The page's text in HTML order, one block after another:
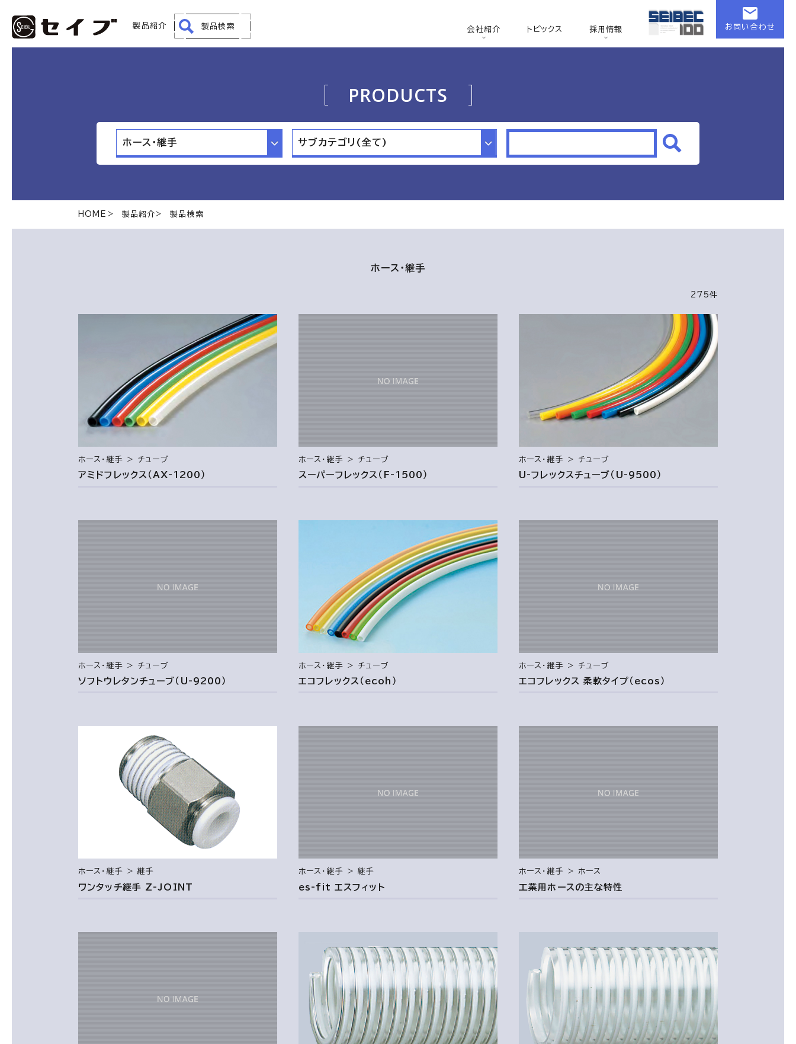
製品紹介 製品検索 会社紹介 トピックス 採用情報 お問い合わせ
PRODUCTS
HOME 製品紹介 製品検索
ホース・継手
275件
ホース・継手 ＞ チューブ
アミドフレックス（AX-1200）
ホース・継手 ＞ チューブ
スーパーフレックス（F-1500）
ホース・継手 ＞ チューブ
U-フレックスチューブ（U-9500）
ホース・継手 ＞ チューブ
ソフトウレタンチューブ（U-9200）
ホース・継手 ＞ チューブ
エコフレックス（ecoh）
ホース・継手 ＞ チューブ
エコフレックス 柔軟タイプ（ecos）
ホース・継手 ＞ 継手
ワンタッチ継手 Z-JOINT
ホース・継手 ＞ 継手
es-fit エスフィット
ホース・継手 ＞ ホース
工業用ホースの主な特性